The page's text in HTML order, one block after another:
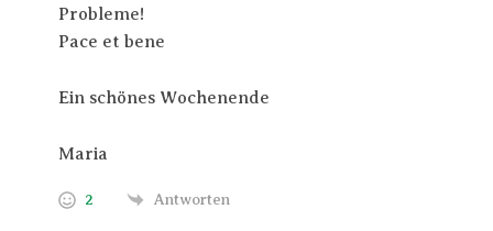
Probleme!
Pace et bene
Ein schönes Wochenende
Maria
2 Antworten